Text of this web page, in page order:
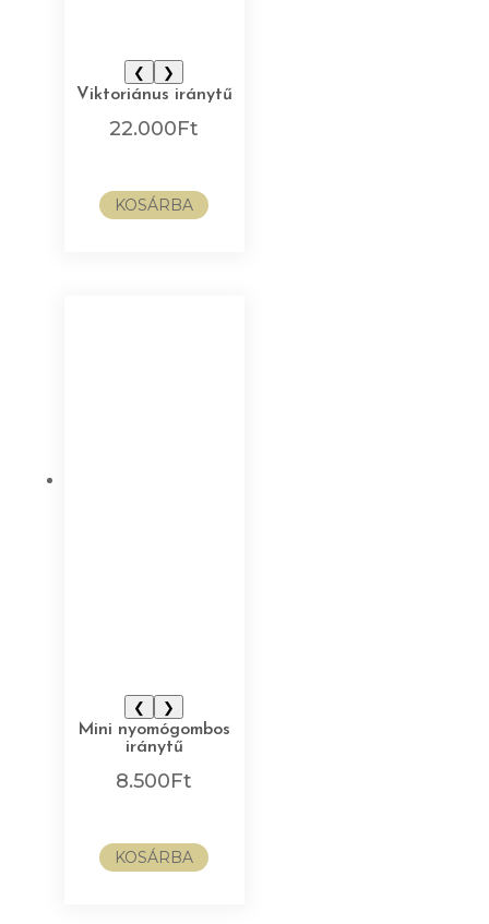
❮
❯
Viktoriánus iránytű
22.000Ft
KOSÁRBA
❮
❯
Mini nyomógombos
iránytű
8.500Ft
KOSÁRBA